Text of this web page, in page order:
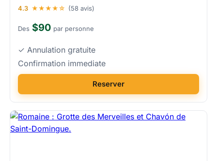
4.3 ★★★★☆ (58 avis)
Des $90 par personne
✓ Annulation gratuite
Confirmation immediate
Reserver